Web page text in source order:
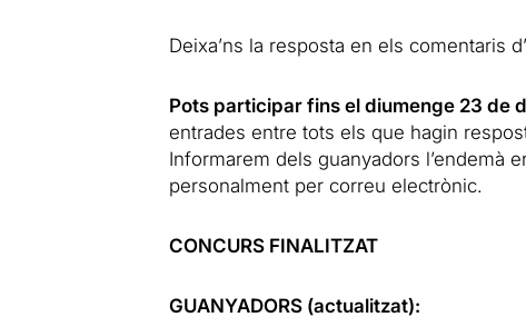
Deixa’ns la resposta en els comentaris
Pots participar fins el diumenge 23 de
entrades entre tots els que hagin
Informarem dels guanyadors l’endemà
personalment per correu electrònic.
CONCURS FINALITZAT
GUANYADORS (actualitzat):